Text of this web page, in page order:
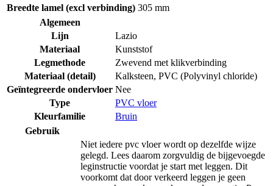
Breedte lamel (excl verbinding) 305 mm
Algemeen
Lijn
Lazio
Materiaal
Kunststof
Legmethode
Zwevend met klikverbinding
Materiaal (detail)
Kalksteen, PVC (Polyvinyl chloride)
Geïntegreerde ondervloer Nee
Type
PVC vloer
Kleurfamilie
Bruin
Gebruik
Niet iedere pvc vloer wordt op dezelfde wijze
gelegd. Lees daarom zorgvuldig de bijgevoegde
leginstructie voordat je start met leggen. Dit
voorkomt dat door verkeerd leggen je geen